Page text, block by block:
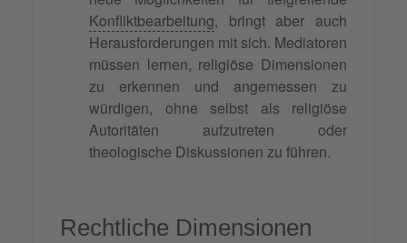
Konfliktbearbeitung, bringt aber auch
Herausforderungen mit sich. Mediatoren
müssen lernen, religiöse Dimensionen
zu erkennen und angemessen zu
würdigen, ohne selbst als religiöse
Autoritäten aufzutreten oder
theologische Diskussionen zu führen.
Rechtliche Dimensionen